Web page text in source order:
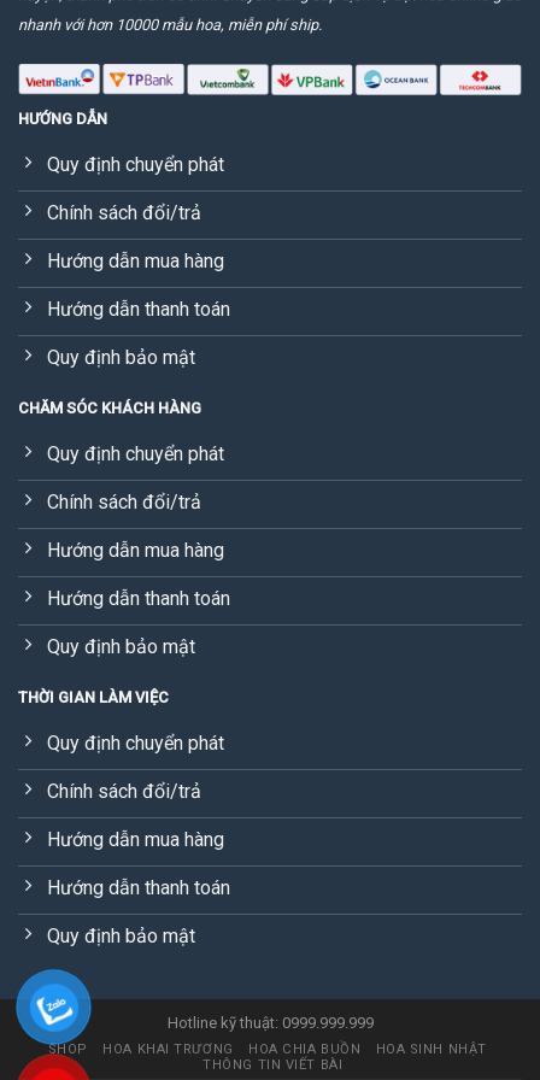
nhanh với hơn 10000 mẫu hoa, miễn phí ship.
HƯỚNG DẪN
Quy định chuyển phát
Chính sách đổi/trả
Hướng dẫn mua hàng
Hướng dẫn thanh toán
Quy định bảo mật
CHĂM SÓC KHÁCH HÀNG
Quy định chuyển phát
Chính sách đổi/trả
Hướng dẫn mua hàng
Hướng dẫn thanh toán
Quy định bảo mật
THỜI GIAN LÀM VIỆC
Quy định chuyển phát
Chính sách đổi/trả
Hướng dẫn mua hàng
Hướng dẫn thanh toán
Quy định bảo mật
Hotline kỹ thuật: 0999.999.999
SHOP HOA KHAI TRƯƠNG HOA CHIA BUỒN
HOA SINH NHẬT
THÔNG TIN VIẾT BÀI